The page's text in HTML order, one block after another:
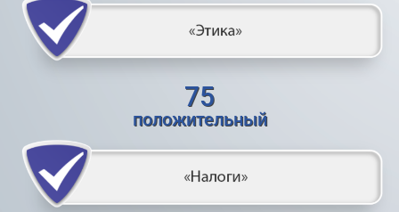
75
положительный